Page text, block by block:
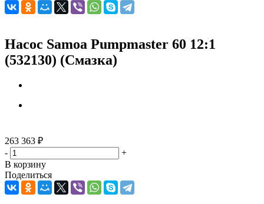
Насос Samoa Pumpmaster 60 12:1
(532130) (Смазка)
263 363 ₽
-
+
В корзину
Поделиться